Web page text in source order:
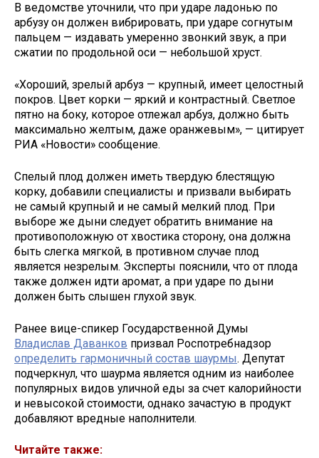
В ведомстве уточнили, что при ударе ладонью по
арбузу он должен вибрировать, при ударе согнутым
пальцем — издавать умеренно звонкий звук, а при
сжатии по продольной оси — небольшой хруст.
«Хороший, зрелый арбуз — крупный, имеет целостный
покров. Цвет корки — яркий и контрастный. Светлое
пятно на боку, которое отлежал арбуз, должно быть
максимально желтым, даже оранжевым», — цитирует
РИА «Новости» сообщение.
Спелый плод должен иметь твердую блестящую
корку, добавили специалисты и призвали выбирать
не самый крупный и не самый мелкий плод. При
выборе же дыни следует обратить внимание на
противоположную от хвостика сторону, она должна
быть слегка мягкой, в противном случае плод
является незрелым. Эксперты пояснили, что от плода
также должен идти аромат, а при ударе по дыни
должен быть слышен глухой звук.
Ранее вице-спикер Государственной Думы
Владислав Даванков призвал Роспотребнадзор
определить гармоничный состав шаурмы. Депутат
подчеркнул, что шаурма является одним из наиболее
популярных видов уличной еды за счет калорийности
и невысокой стоимости, однако зачастую в продукт
добавляют вредные наполнители.
Читайте также: